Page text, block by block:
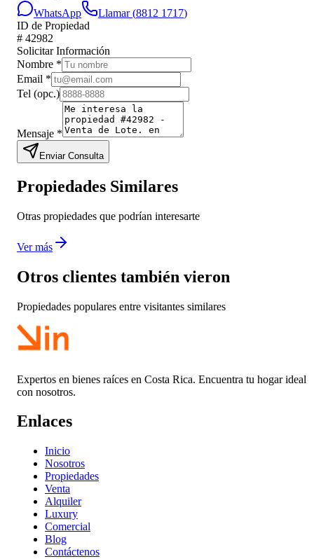
WhatsApp
Llamar (8812 1717)
ID de Propiedad
# 42982
Solicitar Información
Nombre *
Email *
Tel (opc.)
Mensaje *
Enviar Consulta
Propiedades Similares
Otras propiedades que podrían interesarte
Ver más
Otros clientes también vieron
Propiedades populares entre visitantes similares
Expertos en bienes raíces en Costa Rica. Encuentra tu hogar ideal
con nosotros.
Enlaces
Inicio
Nosotros
Propiedades
Venta
Alquiler
Luxury
Comercial
Blog
Contáctenos